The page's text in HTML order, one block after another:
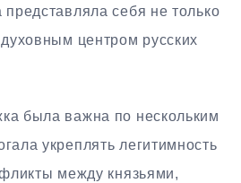
себя не только
центром русских
была важна по нескольким
укреплять легитимность
между князьями,